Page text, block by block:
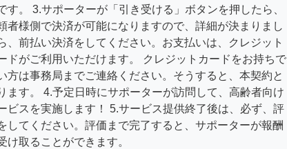
す。 3.サポーターが「引き受ける」ボタンを押したら、
者様側で決済が可能になりますので、詳細が決まりまし
、前払い決済をしてください。お支払いは、クレジット
ドがご利用いただけます。 クレジットカードをお持ちで
方は事務局までご連絡ください。そうすると、本契約と
ます。 4.予定日時にサポーターが訪問して、高齢者向け
ビスを実施します！ 5.サービス提供終了後は、必ず、評
してください。評価まで完了すると、サポーターが報酬
け取ることができます。